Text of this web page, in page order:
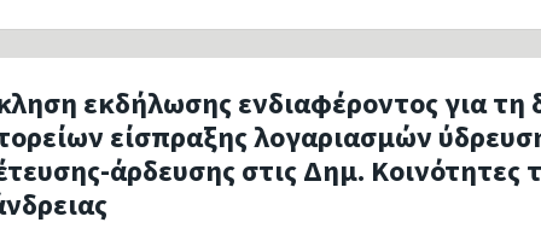
εκδήλωσης ενδιαφέροντος για τη
είσπραξης λογαριασμών
άρδευσης στις Δημ. Κοινότητες